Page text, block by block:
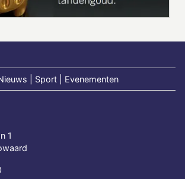
| Sport | Evenementen
1